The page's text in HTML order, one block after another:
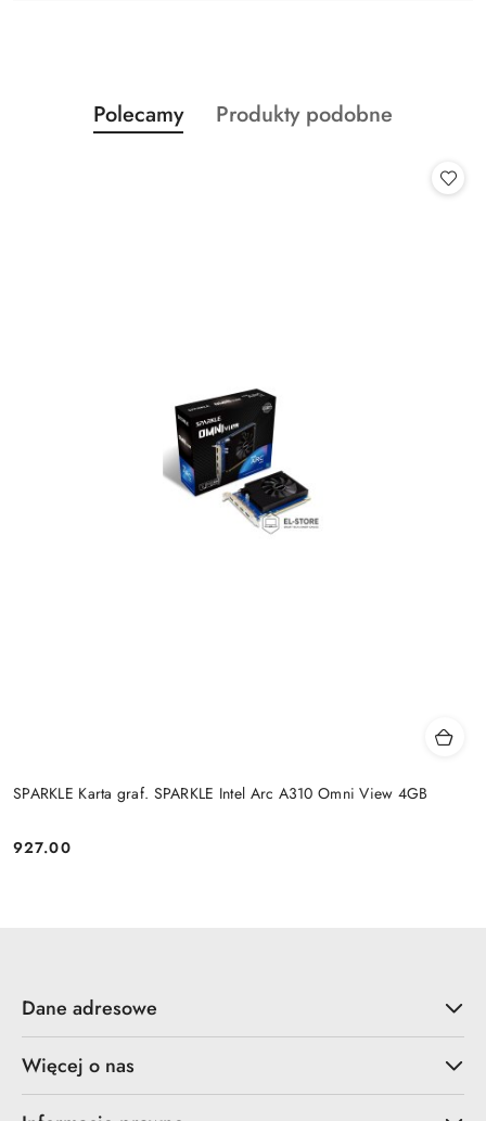
Pomiń karuzelę produktów
Produkty
o
Polecamy
Produkty
Produkty podobne
SPARKLE Karta graf. SPARKLE Intel Arc A310 Omni View 4GB
Cena:
927.00
Dane adresowe
Więcej o nas